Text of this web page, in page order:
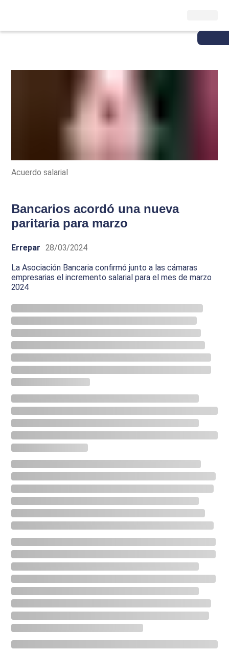
Acuerdo salarial
Bancarios acordó una nueva
paritaria para marzo
Errepar 28/03/2024
La Asociación Bancaria confirmó junto a las cámaras
empresarias el incremento salarial para el mes de marzo
2024